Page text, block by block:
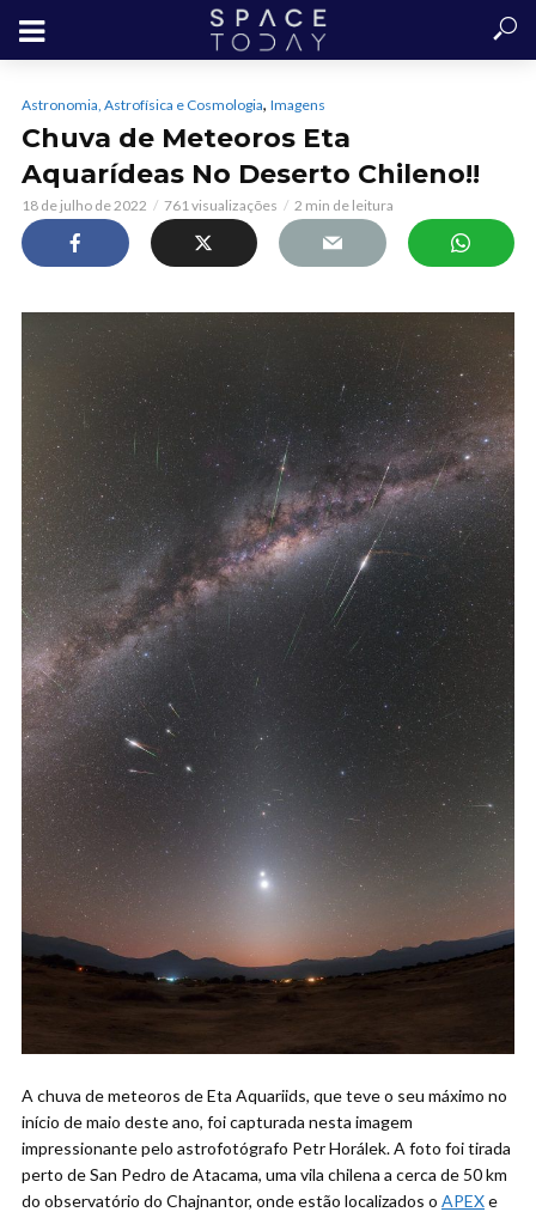
Astronomia, Astrofísica e Cosmologia, Imagens
Chuva de Meteoros Eta
Aquarídeas No Deserto Chileno!!
18 de julho de 2022 761 visualizações 2 min de leitura
A chuva de meteoros de Eta Aquariids, que teve o seu máximo no
início de maio deste ano, foi capturada nesta imagem
impressionante pelo astrofotógrafo Petr Horálek. A foto foi tirada
perto de San Pedro de Atacama, uma vila chilena a cerca de 50 km
do observatório do Chajnantor, onde estão localizados o APEXe